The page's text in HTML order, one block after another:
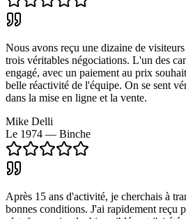
Nous avons reçu une dizaine de
trois véritables négociations. L'un des
engagé, avec un paiement au prix
belle réactivité de l'équipe. On se sent
dans la mise en ligne et la vente.
Mike Delli
Le 1974 — Binche
Après 15 ans d'activité, je cherchais à
bonnes conditions. J'ai rapidement reçu